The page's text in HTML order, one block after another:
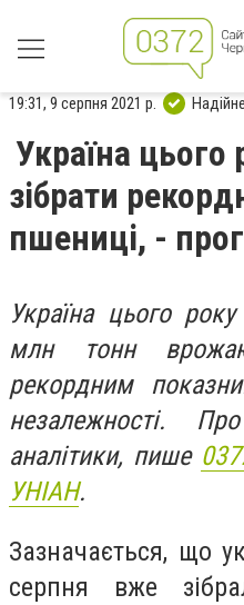
19:31, 9 серпня 2021 р.
Україна
зібрати
пшениці, -
Україна цього
млн тонн
рекордним
незалежності.
аналітики, пише
УНІАН.
Зазначається, що
серпня вже